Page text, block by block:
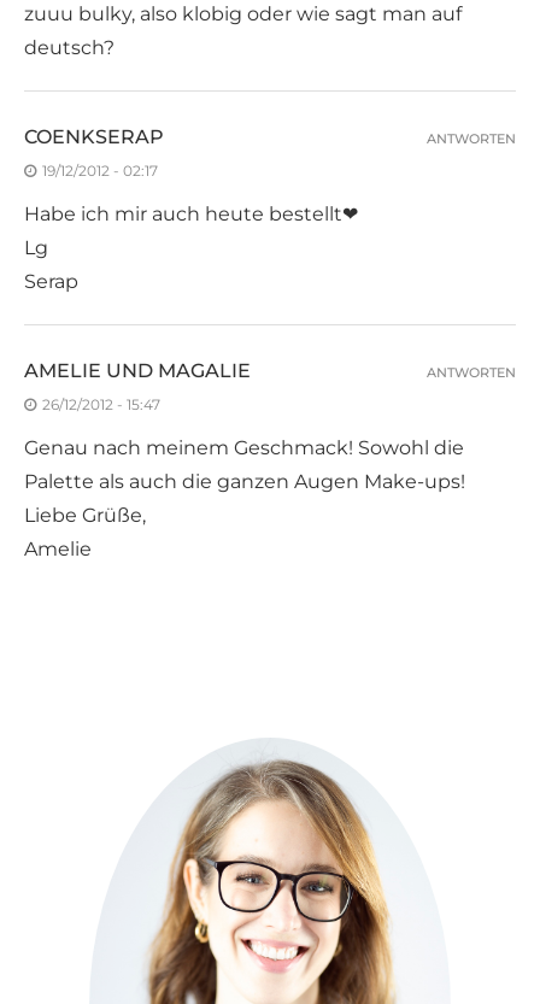
zuuu bulky, also klobig oder wie sagt man auf
deutsch?
COENKSERAP
19/12/2012 - 02:17
Habe ich mir auch heute bestellt❤
Lg
Serap
ANTWORTEN
AMELIE UND MAGALIE
26/12/2012 - 15:47
Genau nach meinem Geschmack! Sowohl die
Palette als auch die ganzen Augen Make-ups!
Liebe Grüße,
Amelie
ANTWORTEN